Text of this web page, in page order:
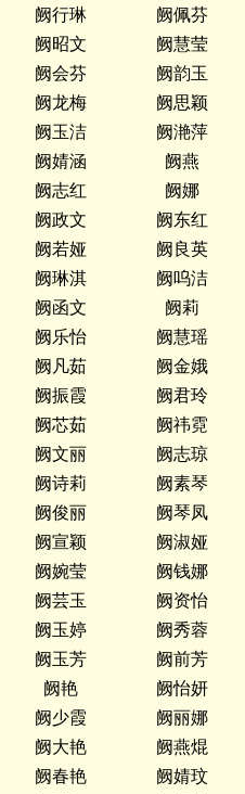
阙行琳
阙佩芬
阙昭文
阙慧莹
阙会芬
阙韵玉
阙龙梅
阙思颖
阙玉洁
阙滟萍
阙婧涵
阙燕
阙志红
阙娜
阙政文
阙东红
阙若娅
阙良英
阙琳淇
阙呜洁
阙函文
阙莉
阙乐怡
阙慧瑶
阙凡茹
阙金娥
阙振霞
阙君玲
阙芯茹
阙祎霓
阙文丽
阙志琼
阙诗莉
阙素琴
阙俊丽
阙琴凤
阙宣颖
阙淑娅
阙婉莹
阙钱娜
阙芸玉
阙资怡
阙玉婷
阙秀蓉
阙玉芳
阙前芳
阙艳
阙怡妍
阙少霞
阙丽娜
阙大艳
阙燕焜
阙春艳
阙婧玟